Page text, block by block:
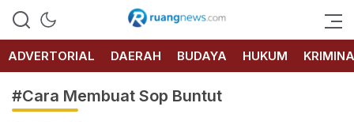
RUANG
NEWS
ADVERTORIAL
DAERAH BUDAYA HUKUM
#Cara Membuat Sop Buntut